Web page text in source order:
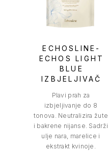
ECHOSLINE-
ECHOS LIGHT
BLUE
IZBJELJIVAČ
Plavi prah za
izbjeljivanje do 8
tonova. Neutralizira žute
i bakrene nijanse. Sadrži
ulje nara, marelice i
ekstrakt kvinoje.